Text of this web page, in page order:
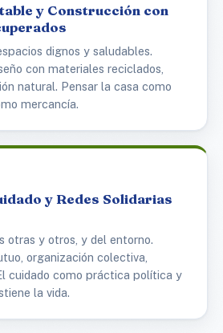
y Construcción con
dignos y saludables.
con materiales reciclados,
natural. Pensar la casa como
mercancía.
y Redes Solidarias
otras y otros, y del entorno.
organización colectiva,
cuidado como práctica política y
la vida.